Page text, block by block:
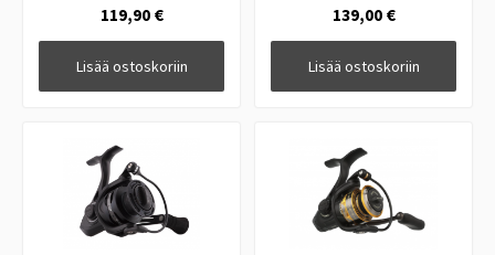
119,90 €
Lisää ostoskoriin
139,00 €
Lisää ostoskoriin